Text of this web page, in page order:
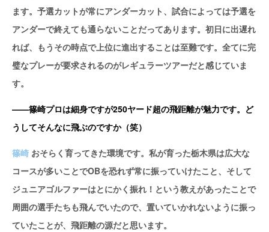
ます。予選カットが常にアンダーカット、試合によっては予選を
アンダーで終えても通らないことだってあります。初日に出遅れ
れば、もうその時点で上位に進出することは至難です。全てに完
璧なプレーが要求されるのがレギュラーツアーだと感じていま
す。
——篠崎プロは細身ですが250ヤード超の飛距離が魅力です。ど
うしてそんなに飛ぶのですか（笑）
篠崎 おそらく育ってきた環境です。私が育った栃木県は広大な
コースが多いことでOBを恐れず常に振っていけたこと、そして
ジュニアゴルファーはとにかく振れ！という教えがあったことで
周囲の選手たちも飛んでいたので、置いていかれないように振っ
ていたことが、飛距離の源だと思います。